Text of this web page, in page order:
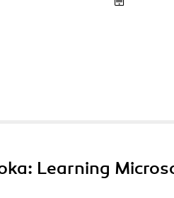
: Learning